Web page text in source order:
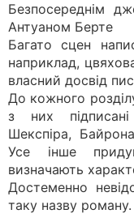
Безпосереднім
Антуаном Берте
Багато сцен
наприклад,
власний досвід
До кожного
з них
Шекспіра,
Усе інше
визначають
Достеменно
таку назву роману.